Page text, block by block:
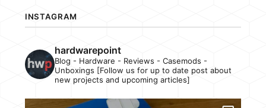
INSTAGRAM
hardwarepoint
Blog - Hardware - Reviews - Casemods -
Unboxings [Follow us for up to date post about
new projects and upcoming articles]